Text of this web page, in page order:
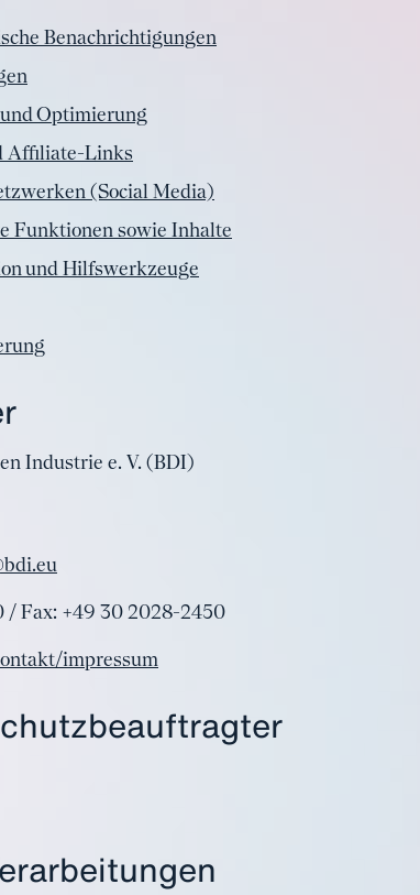
Benachrichtigungen
Optimierung
Affiliate-Links
(Social Media)
Funktionen sowie Inhalte
und Hilfswerkzeuge
Industrie e. V. (BDI)
/ Fax: +49 30 2028-2450
impressum